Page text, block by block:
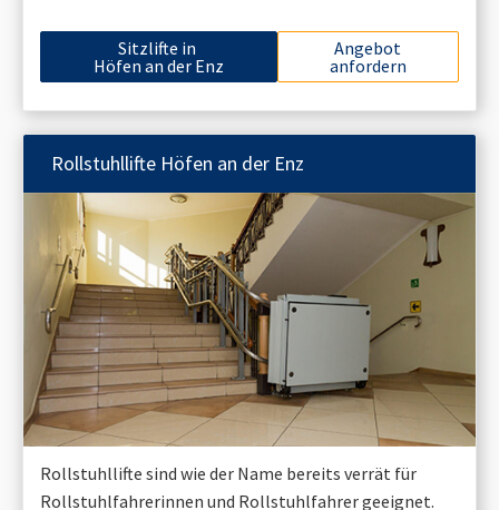
Sitzlifte in
Höfen an der Enz
Angebot
anfordern
Rollstuhllifte Höfen an der Enz
Rollstuhllifte sind wie der Name bereits verrät für
Rollstuhlfahrerinnen und Rollstuhlfahrer geeignet.